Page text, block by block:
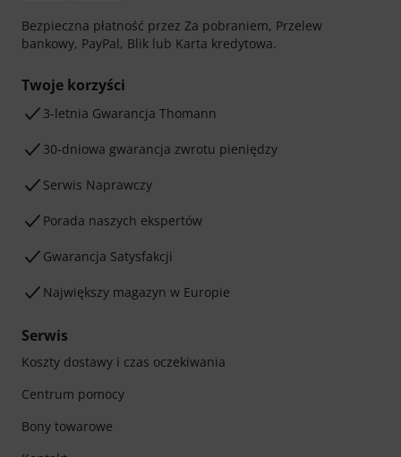
Bezpieczna płatność przez Za pobraniem, Przelew
bankowy, PayPal, Blik lub Karta kredytowa.
Twoje korzyści
3-letnia Gwarancja Thomann
30-dniowa gwarancja zwrotu pieniędzy
Serwis Naprawczy
Porada naszych ekspertów
Gwarancja Satysfakcji
Największy magazyn w Europie
Serwis
Koszty dostawy i czas oczekiwania
Centrum pomocy
Bony towarowe